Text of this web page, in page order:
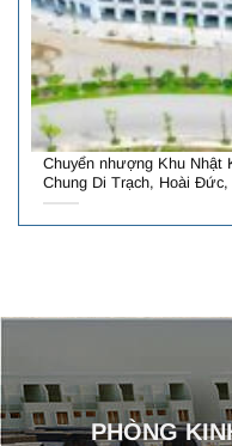
Chuyển nhượng Khu Nhật
Chung Di Trạch, Hoài Đức,
PHÒNG